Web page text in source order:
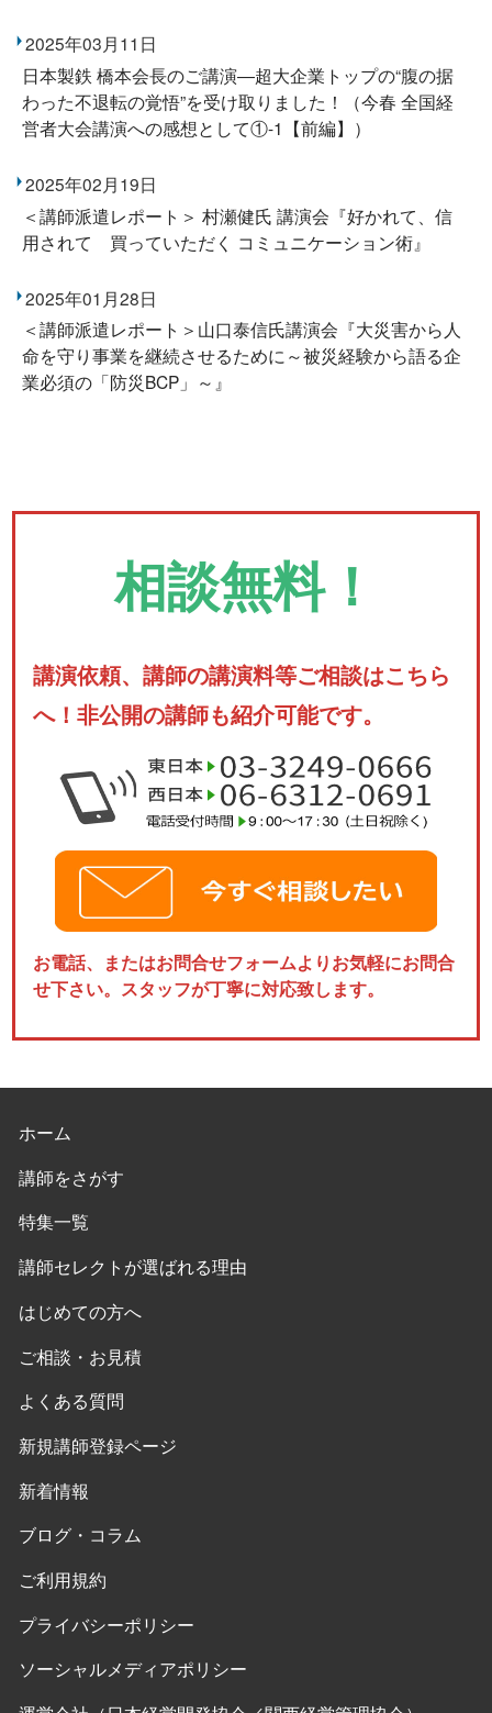
2025年03月11日
日本製鉄 橋本会長のご講演―超大企業トップの“腹の据
わった不退転の覚悟”を受け取りました！（今春 全国経
営者大会講演への感想として①-1【前編】）
2025年02月19日
＜講師派遣レポート＞ 村瀬健氏 講演会『好かれて、信
用されて 買っていただく コミュニケーション術』
2025年01月28日
＜講師派遣レポート＞山口泰信氏講演会『大災害から人
命を守り事業を継続させるために～被災経験から語る企
業必須の「防災BCP」～』
相談無料！
講演依頼、講師の講演料等ご相談はこちら
へ！非公開の講師も紹介可能です。
お電話、またはお問合せフォームよりお気軽にお問合
せ下さい。スタッフが丁寧に対応致します。
ホーム
講師をさがす
特集一覧
講師セレクトが選ばれる理由
はじめての方へ
ご相談・お見積
よくある質問
新規講師登録ページ
新着情報
ブログ・コラム
ご利用規約
プライバシーポリシー
ソーシャルメディアポリシー